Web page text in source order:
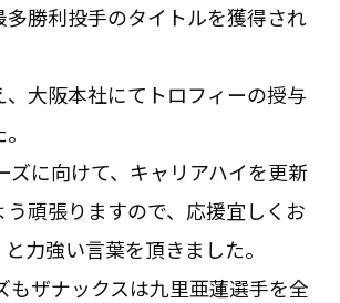
勝利投手のタイトルを獲得され
、大阪本社にてトロフィーの授与
ズに向けて、キャリアハイを更新
う頑張りますので、応援宜しくお
力強い言葉を頂きました。
もザナックスは九里亜蓮選手を全